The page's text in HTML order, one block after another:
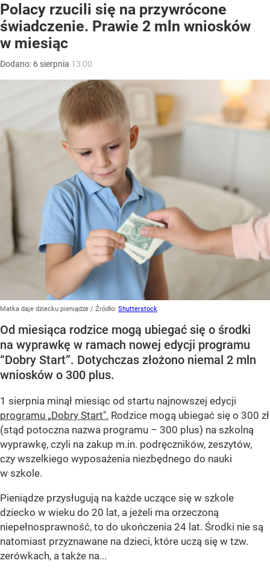
Polacy rzucili się na przywrócone
świadczenie. Prawie 2 mln wniosków
w miesiąc
Dodano: 6 sierpnia 13:00
Matka daje dziecku pieniądze / Źródło: Shutterstock
Od miesiąca rodzice mogą ubiegać się o środki
na wyprawkę w ramach nowej edycji programu
“Dobry Start”. Dotychczas złożono niemal 2 mln
wniosków o 300 plus.
1 sierpnia minął miesiąc od startu najnowszej edycji
programu „Dobry Start". Rodzice mogą ubiegać się o 300 zł
(stąd potoczna nazwa programu – 300 plus) na szkolną
wyprawkę, czyli na zakup m.in. podręczników, zeszytów,
czy wszelkiego wyposażenia niezbędnego do nauki
w szkole.
Pieniądze przysługują na każde uczące się w szkole
dziecko w wieku do 20 lat, a jeżeli ma orzeczoną
niepełnosprawność, to do ukończenia 24 lat. Środki nie są
natomiast przyznawane na dzieci, które uczą się w tzw.
zerówkach, a także na...